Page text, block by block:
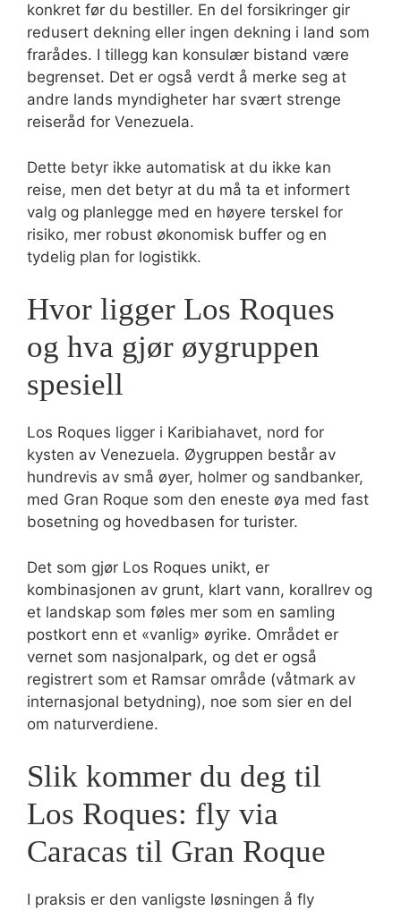
konkret før du bestiller. En del forsikringer gir
redusert dekning eller ingen dekning i land som
frarådes. I tillegg kan konsulær bistand være
begrenset. Det er også verdt å merke seg at
andre lands myndigheter har svært strenge
reiseråd for Venezuela.
Dette betyr ikke automatisk at du ikke kan
reise, men det betyr at du må ta et informert
valg og planlegge med en høyere terskel for
risiko, mer robust økonomisk buffer og en
tydelig plan for logistikk.
Hvor ligger Los Roques
og hva gjør øygruppen
spesiell
Los Roques ligger i Karibiahavet, nord for
kysten av Venezuela. Øygruppen består av
hundrevis av små øyer, holmer og sandbanker,
med Gran Roque som den eneste øya med fast
bosetning og hovedbasen for turister.
Det som gjør Los Roques unikt, er
kombinasjonen av grunt, klart vann, korallrev og
et landskap som føles mer som en samling
postkort enn et «vanlig» øyrike. Området er
vernet som nasjonalpark, og det er også
registrert som et Ramsar område (våtmark av
internasjonal betydning), noe som sier en del
om naturverdiene.
Slik kommer du deg til
Los Roques: fly via
Caracas til Gran Roque
I praksis er den vanligste løsningen å fly